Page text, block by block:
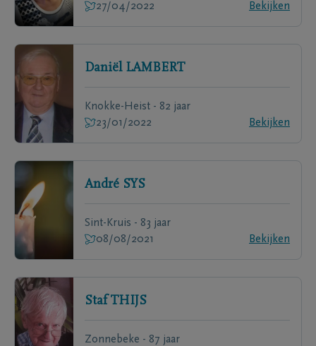
27/04/2022
Bekijken
Daniël LAMBERT
Knokke-Heist - 82 jaar
23/01/2022
Bekijken
André SYS
Sint-Kruis - 83 jaar
08/08/2021
Bekijken
Staf THIJS
Zonnebeke - 87 jaar